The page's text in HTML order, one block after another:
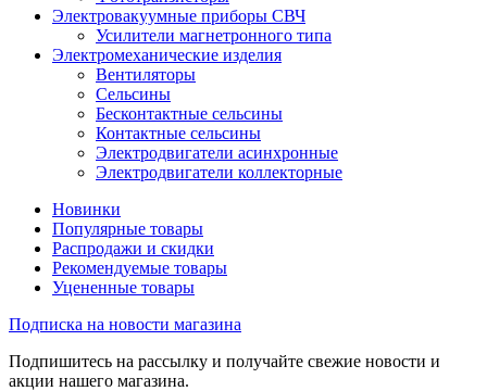
Электровакуумные приборы СВЧ
Усилители магнетронного типа
Электромеханические изделия
Вентиляторы
Сельсины
Бесконтактные сельсины
Контактные сельсины
Электродвигатели асинхронные
Электродвигатели коллекторные
Новинки
Популярные товары
Распродажи и скидки
Рекомендуемые товары
Уцененные товары
Подписка на новости магазина
Подпишитесь на рассылку и получайте свежие новости и
акции нашего магазина.